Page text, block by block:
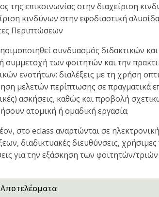
της επικοινωνίας στην διαχείριση
κινδύνων στην εφοδιαστική αλυσίδα
Περιπτώσεων
συνδυασμός διδακτικών
συμμετοχή των φοιτητών και την
ενοτήτων: διαλέξεις με τη χρήση
μελετών περίπτωσης σε πραγματικά
ασκήσεις, καθώς και προβολή
ατομική ή ομαδική εργασία.
στο eclass αναρτώνται σε
διαδικτυακές διευθύνσεις,
για την εξάσκηση των φοιτητών/τριών